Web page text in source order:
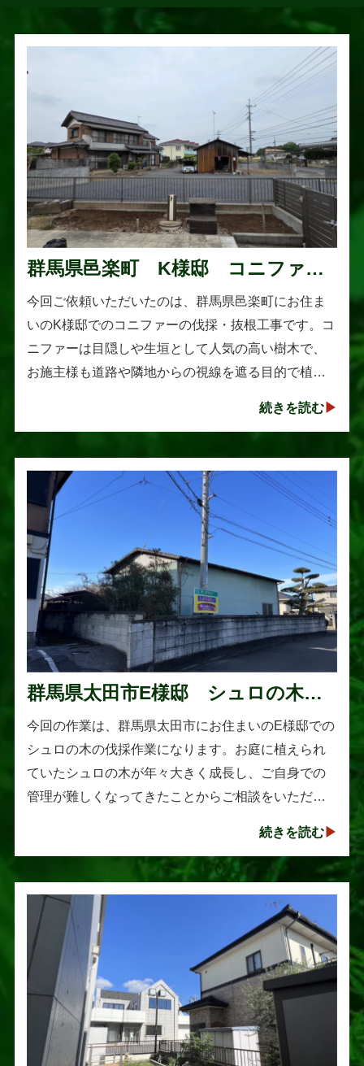
群馬県邑楽町 K様邸 コニファー
伐採・抜根工事
今回ご依頼いただいたのは、群馬県邑楽町にお住ま
いのK様邸でのコニファーの伐採・抜根工事です。コ
ニファーは目隠しや生垣として人気の高い樹木で、
お施主様も道路や隣地からの視線を遮る目的で植え
続きを読む
群馬県太田市E様邸 シュロの木の
伐採作業
今回の作業は、群馬県太田市にお住まいのE様邸での
シュロの木の伐採作業になります。お庭に植えられ
ていたシュロの木が年々大きく成長し、ご自身での
管理が難しくなってきたことからご相談をいただき
続きを読む